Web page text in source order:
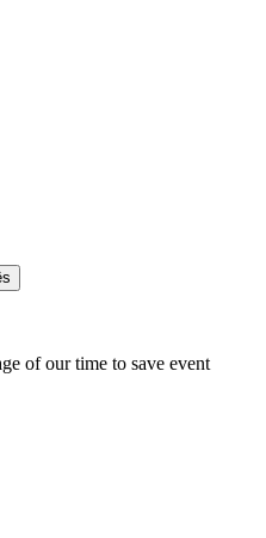
of our time to save event